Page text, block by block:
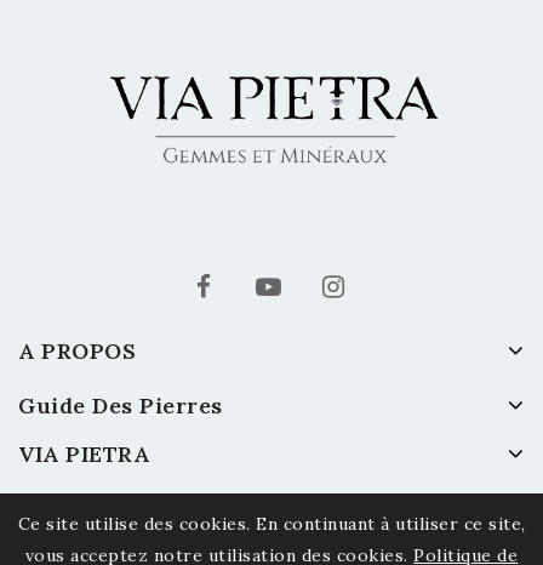
A PROPOS
Guide Des Pierres
VIA PIETRA
Ce site utilise des cookies. En continuant à utiliser ce site,
vous acceptez notre utilisation des cookies. Politique de